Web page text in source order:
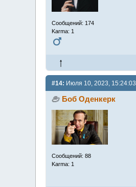
Сообщений: 174
Karma: 1
#14: Июля 10, 2023, 15:24:03
Боб Оденкерк
Сообщений: 88
Karma: 1